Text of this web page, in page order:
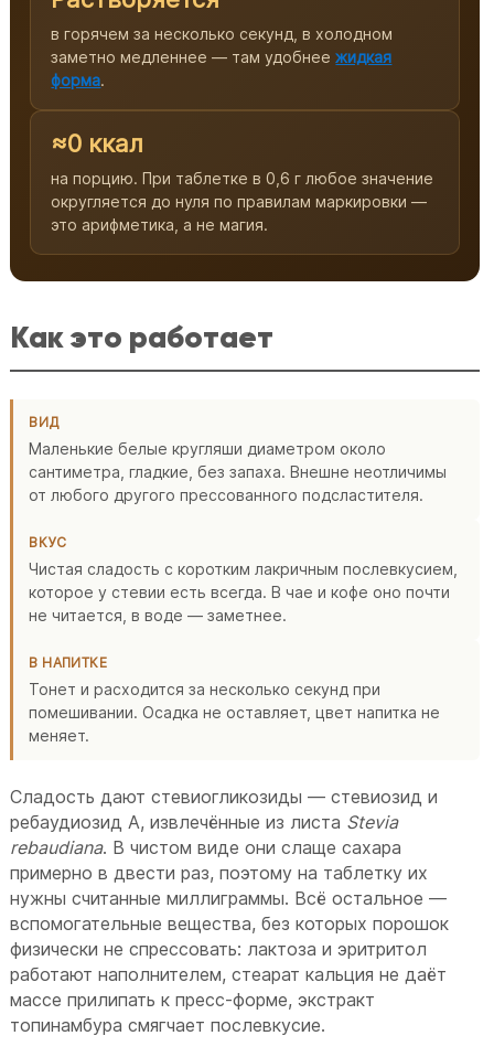
в горячем за несколько секунд, в холодном
заметно медленнее — там удобнеежидкая
форма.
≈0 ккал
на порцию. При таблетке в 0,6 г любое значение
округляется до нуля по правилам маркировки —
это арифметика, а не магия.
Как это работает
ВИД
Маленькие белые кругляши диаметром около
сантиметра, гладкие, без запаха. Внешне неотличимы
от любого другого прессованного подсластителя.
ВКУС
Чистая сладость с коротким лакричным послевкусием,
которое у стевии есть всегда. В чае и кофе оно почти
не читается, в воде — заметнее.
В НАПИТКЕ
Тонет и расходится за несколько секунд при
помешивании. Осадка не оставляет, цвет напитка не
меняет.
Сладость дают стевиогликозиды — стевиозид и
ребаудиозид А, извлечённые из листа Stevia
rebaudiana. В чистом виде они слаще сахара
примерно в двести раз, поэтому на таблетку их
нужны считанные миллиграммы. Всё остальное —
вспомогательные вещества, без которых порошок
физически не спрессовать: лактоза и эритритол
работают наполнителем, стеарат кальция не даёт
массе прилипать к пресс-форме, экстракт
топинамбура смягчает послевкусие.